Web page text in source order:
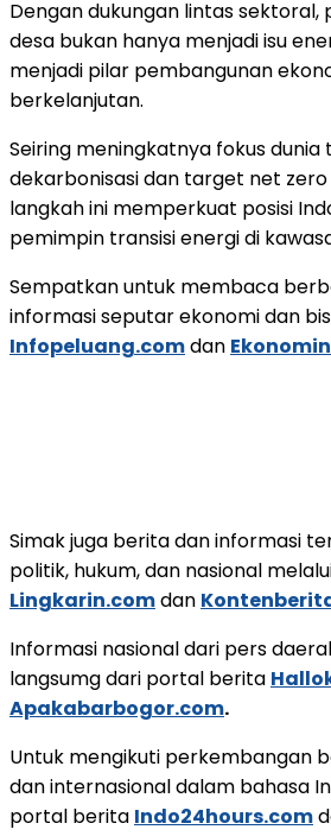
Dengan dukungan lintas sektoral,
desa bukan hanya menjadi isu
menjadi pilar pembangunan
berkelanjutan.
Seiring meningkatnya fokus
dekarbonisasi dan target net zero
langkah ini memperkuat posisi
pemimpin transisi energi di
Sempatkan untuk membaca
informasi seputar ekonomi dan
Infopeluang.comdan
Simak juga berita dan informasi
politik, hukum, dan nasional
Lingkarin.comdan
Informasi nasional dari pers
langsumg dari portal berita
Apakabarbogor.com.
Untuk mengikuti perkembangan
dan internasional dalam bahasa
portal berita Indo24hours.com